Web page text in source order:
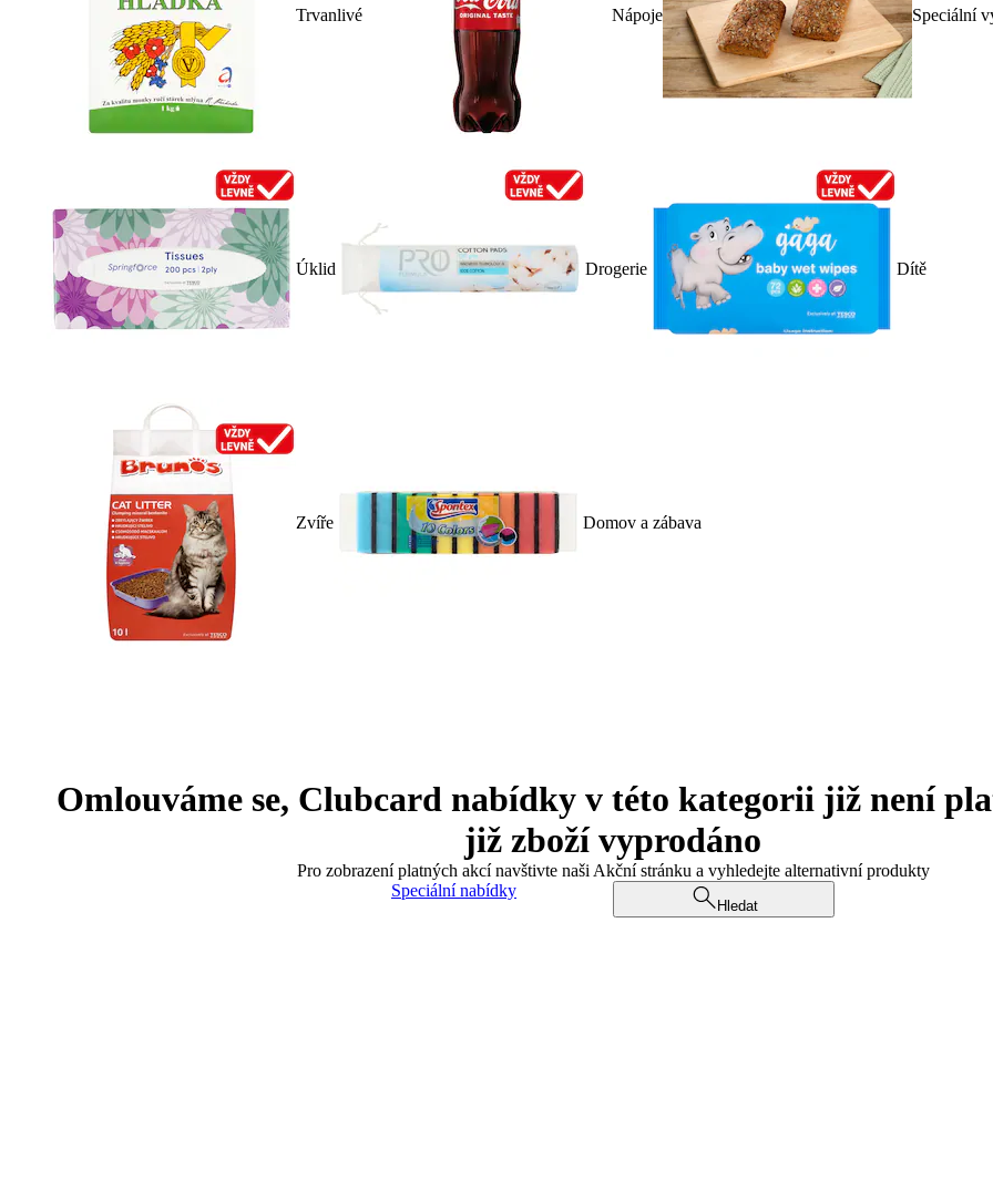
Trvanlivé Nápoje Speciální
Úklid Drogerie Dítě
Zvíře Domov a zábava
Omlouváme se, Clubcard nabídky v této kategorii již není
již zboží vyprodáno
Pro zobrazení platných akcí navštivte naši Akční stránku a vyhledejte alternativní produkty
Speciální nabídky
Hledat